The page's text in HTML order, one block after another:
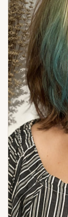
кризисе
картами —
отношений
Это не
хотите
приходите.